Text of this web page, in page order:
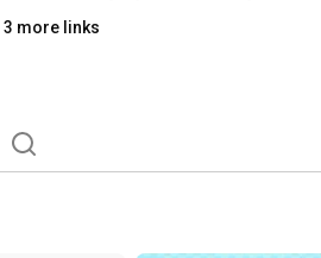
3 more links